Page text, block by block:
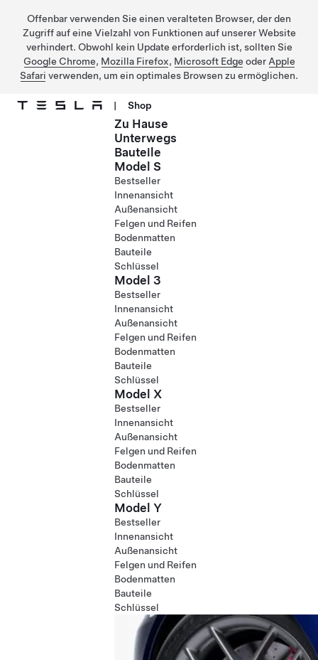
Offenbar verwenden Sie einen veralteten Browser, der den
Zugriff auf eine Vielzahl von Funktionen auf unserer Website
verhindert. Obwohl kein Update erforderlich ist, sollten Sie
Google Chrome, Mozilla Firefox, Microsoft Edge oder Apple
Safari verwenden, um ein optimales Browsen zu ermöglichen.
| Shop
Zu Hause
Unterwegs
Bauteile
Model S
Bestseller
Innenansicht
Außenansicht
Felgen und Reifen
Bodenmatten
Bauteile
Schlüssel
Model 3
Bestseller
Innenansicht
Außenansicht
Felgen und Reifen
Bodenmatten
Bauteile
Schlüssel
Model X
Bestseller
Innenansicht
Außenansicht
Felgen und Reifen
Bodenmatten
Bauteile
Schlüssel
Model Y
Bestseller
Innenansicht
Außenansicht
Felgen und Reifen
Bodenmatten
Bauteile
Schlüssel